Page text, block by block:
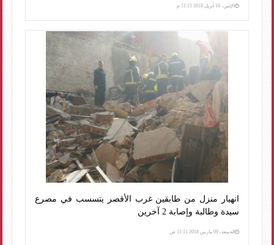
الإثنين، 16 أبريل 2018 11:15 م
انهيار منزل من طابقين غرب الأقصر يتسسب في مصرع
سيدة وطالبة وإصابة 2 آخرين
الجمعة، 09 مارس 2018 11:11 ص